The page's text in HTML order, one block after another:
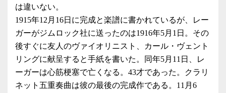
は違いない。
1915年12月16日に完成と楽譜に書かれているが、レー
ガーがジムロック社に送ったのは1916年5月1日。その
後すぐに友人のヴァイオリニスト、カール・ヴェント
リングに献呈すると手紙を書いた。同年5月11日、レ
ーガーは心筋梗塞で亡くなる。43才であった。クラリ
ネット五重奏曲は彼の最後の完成作である。11月6